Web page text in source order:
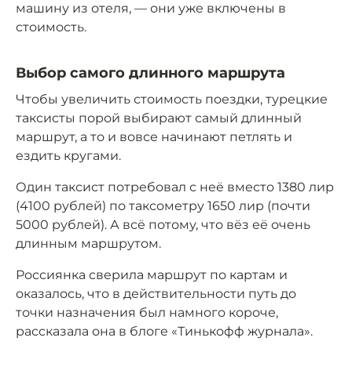
машину из отеля, — они уже включены в
стоимость.
Выбор самого длинного маршрута
Чтобы увеличить стоимость поездки, турецкие
таксисты порой выбирают самый длинный
маршрут, а то и вовсе начинают петлять и
ездить кругами.
Один таксист потребовал с неё вместо 1380 лир
(4100 рублей) по таксометру 1650 лир (почти
5000 рублей). А всё потому, что вёз её очень
длинным маршрутом.
Россиянка сверила маршрут по картам и
оказалось, что в действительности путь до
точки назначения был намного короче,
рассказала она в блоге «Тинькофф журнала».